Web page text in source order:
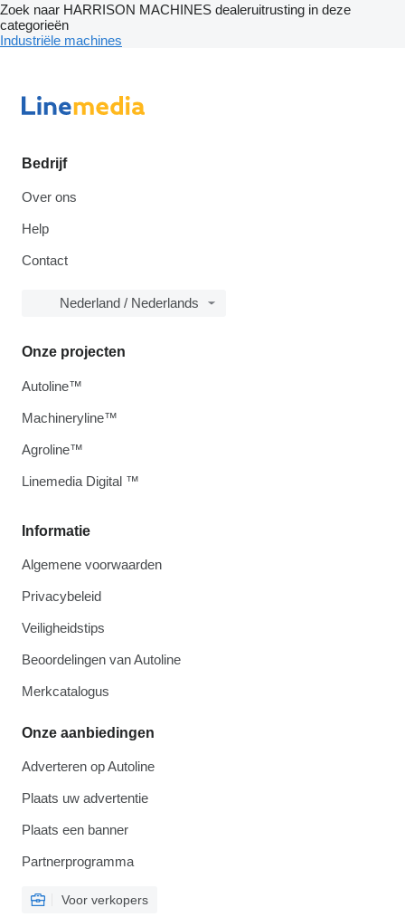
Zoek naar HARRISON MACHINES dealeruitrusting in deze
categorieën
Industriële machines
Bedrijf
Over ons
Help
Contact
Nederland / Nederlands
Informatie
Algemene voorwaarden
Privacybeleid
Veiligheidstips
Beoordelingen van Autoline
Merkcatalogus
Onze aanbiedingen
Adverteren op Autoline
Plaats uw advertentie
Plaats een banner
Partnerprogramma
Voor verkopers
Onze projecten
Autoline™
Machineryline™
Agroline™
Linemedia Digital ™